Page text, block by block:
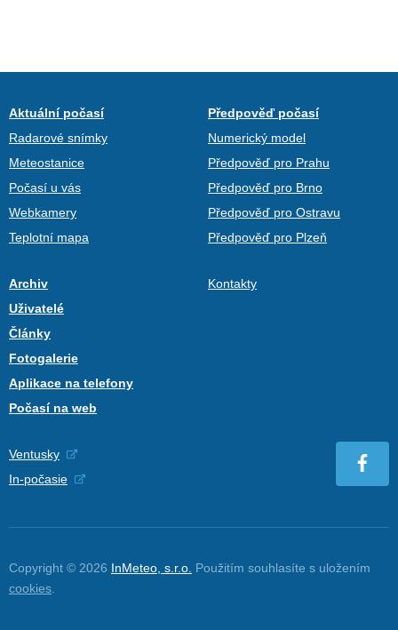
Aktuální počasí
Radarové snímky
Meteostanice
Počasí u vás
Webkamery
Teplotní mapa
Předpověď počasí
Numerický model
Předpověď pro Prahu
Předpověď pro Brno
Předpověď pro Ostravu
Předpověď pro Plzeň
Archiv
Uživatelé
Články
Fotogalerie
Aplikace na telefony
Počasí na web
Kontakty
Ventusky
In-počasie
Copyright © 2026 InMeteo, s.r.o. Použitím souhlasíte s uložením
cookies